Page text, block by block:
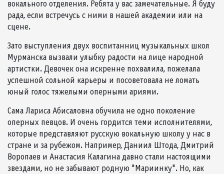
вокального отделения. Ребята у вас замечательные. Я буду
рада, если встречусь с ними в нашей академии или на
сцене.
Зато выступления двух воспитанниц музыкальных школ
Мурманска вызвали улыбку радости на лице народной
артистки. Девочек она искренне похвалила, пожелала
успешной сольной карьеры и посоветовала не ломать
юный голос тяжелыми оперными ариями.
Сама Лариса Абисаловна обучила не одно поколение
оперных певцов. И очень гордится теми исполнителями,
которые представляют русскую вокальную школу у нас в
стране и за рубежом. Например, Даниил Штода, Дмитрий
Воропаев и Анастасия Калагина давно стали настоящими
звездами, но не забывают родную "Мариинку". Но, как